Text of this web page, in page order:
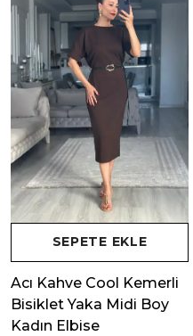
SEPETE EKLE
Acı Kahve Cool Kemerli
Bisiklet Yaka Midi Boy
Kadın Elbise